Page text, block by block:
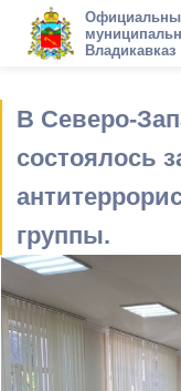
Владикавказ
В Северо-
состоялось
группы.